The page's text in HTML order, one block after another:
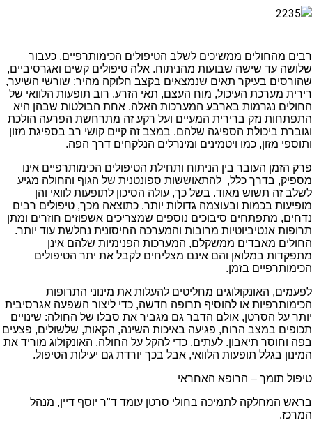
רבים מהחולים ממשיכים לשלב הטיפולים הכימותרפיים, כעבור
שלושה עד שישה שבועות מהניתוח. אלה טיפולים קשים ואגרסיביים,
שהורסים בעיקר תאים שנמצאים בקצב חלוקה מהיר: שורשי השיער,
רירית מערכת העיכול, מוח העצם, תאי הזרע. רוב תופעות הלוואי של
החולים נגרמות בארבע המערכות האלה. אחת הבולטות שבהן היא
התפתחות נזק ברירית המעיים ועל רקע זה מתרחשת הפרעה הולכת
וגוברת ביכולת הספיגה שלהם. במצב זה קיים קושי רב בספיגת מזון
ותוספי מזון, כמו ויטמינים ומינרלים הנלקחים דרך הפה.
פרק הזמן העובר בין הניתוח ותחילת הטיפולים הכימותרפיים אינו
מספיק, בדרך כלל, להתאוששות ספונטנית של הגוף והחולה מגיע
לשלב זה תשוש מאוד. בשל כך, עולה הסיכון לתופעות לוואי והן
מופיעות בכמות ובעוצמה גדולות יותר. כתוצאה מכך, טיפולים רבים
נדחים, מתפתחים סיבוכים נוספים שמצריכים אשפוזים חוזרים ומתן
תרופות אנטיביוטיות מרובות והמערכה החיסונית נחלשת עוד יותר.
החולים מאבדים ממשקלם, המערכות הפנימיות שלהם אינן
מתפקדות במלואן והם אינם מצליחים לקבל את יתר הטיפולים
הכימותרפיים בזמן.
לפעמים, האונקולוגים מחליטים להעלות את מינוני התרופות
הכימותרפיות או להוסיף תרופה חדשה, כדי ליצור השפעה אגרסיבית
יותר על הסרטן, אולם הדבר גם מגביר את סבלו של החולה: שינויים
תכופים במצב הרוח, פגיעה באיכות השינה, הקאות, שלשולים, פצעים
בפה וחוסר תיאבון. לעתים, כדי להקל על החולה, האונקולוג מוריד את
המינון בגלל תופעות הלוואי, אבל בכך יורדת גם יעילות הטיפול.
טיפול תומך – הרופא האחראי
בראש המחלקה לתמיכה בחולי סרטן עומד ד"ר יוסף דיין, מנהל
המרכז.